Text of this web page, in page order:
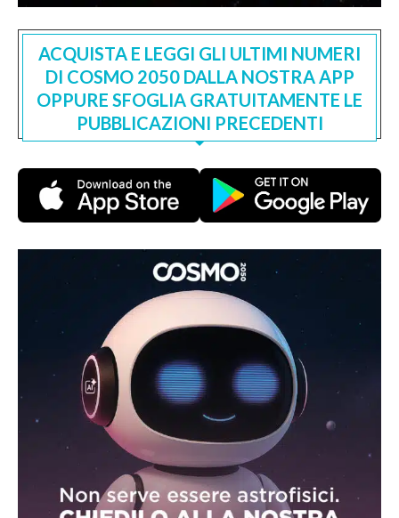
ACQUISTA E LEGGI GLI ULTIMI NUMERI
DI COSMO 2050 DALLA NOSTRA APP
OPPURE SFOGLIA GRATUITAMENTE LE
PUBBLICAZIONI PRECEDENTI